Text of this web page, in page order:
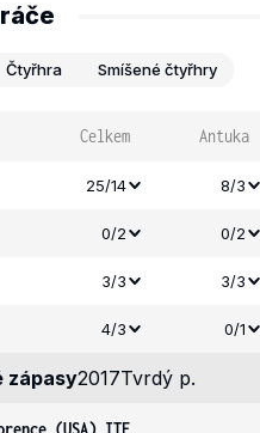
Čtyřhra Smíšené čtyřhry
Celkem Antuka
25/14 8/3
0/2 0/2
3/3 3/3
4/3 0/1
zápasy2017Tvrdý p.
(USA) ITF